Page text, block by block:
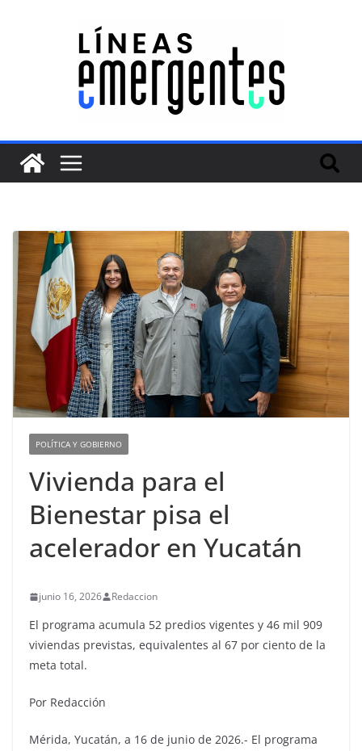
POLÍTICA Y GOBIERNO
Vivienda para el
Bienestar pisa el
acelerador en Yucatán
junio 16, 2026 Redaccion
El programa acumula 52 predios vigentes y 46 mil 909
viviendas previstas, equivalentes al 67 por ciento de la
meta total.
Por Redacción
Mérida, Yucatán, a 16 de junio de 2026.- El programa